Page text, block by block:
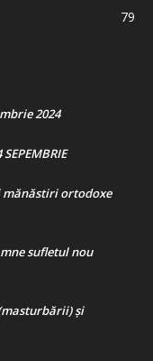
79
2024
mănăstiri ortodoxe
sufletul nou
şi